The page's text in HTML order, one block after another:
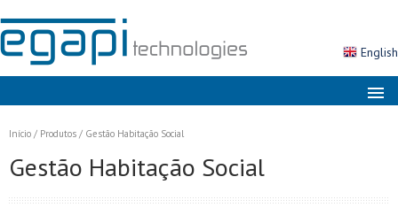
English
Início / Produtos / Gestão Habitação Social
Gestão Habitação Social